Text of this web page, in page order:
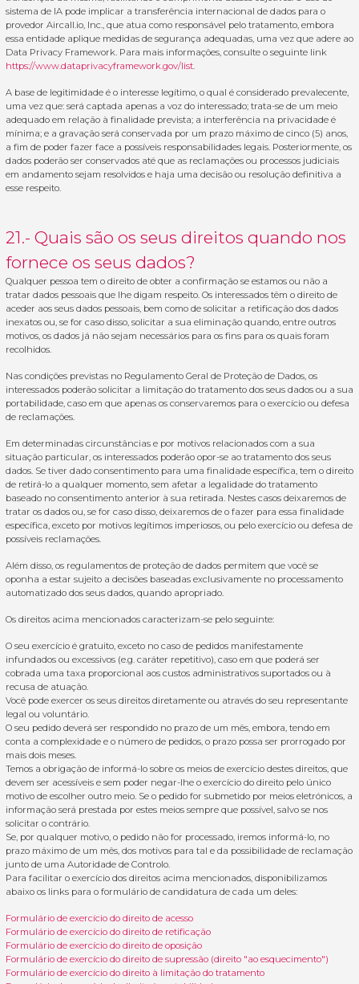
sistema de IA pode implicar a transferência internacional de dados para o
provedor Aircall.io, Inc., que atua como responsável pelo tratamento, embora
essa entidade aplique medidas de segurança adequadas, uma vez que adere ao
Data Privacy Framework. Para mais informações, consulte o seguinte link
https://www.dataprivacyframework.gov/list.
A base de legitimidade é o interesse legítimo, o qual é considerado prevalecente,
uma vez que: será captada apenas a voz do interessado; trata-se de um meio
adequado em relação à finalidade prevista; a interferência na privacidade é
mínima; e a gravação será conservada por um prazo máximo de cinco (5) anos,
a fim de poder fazer face a possíveis responsabilidades legais. Posteriormente, os
dados poderão ser conservados até que as reclamações ou processos judiciais
em andamento sejam resolvidos e haja uma decisão ou resolução definitiva a
esse respeito.
21.- Quais são os seus direitos quando nos
fornece os seus dados?
Qualquer pessoa tem o direito de obter a confirmação se estamos ou não a
tratar dados pessoais que lhe digam respeito. Os interessados ​​têm o direito de
aceder aos seus dados pessoais, bem como de solicitar a retificação dos dados
inexatos ou, se for caso disso, solicitar a sua eliminação quando, entre outros
motivos, os dados já não sejam necessários para os fins para os quais foram
recolhidos.
Nas condições previstas no Regulamento Geral de Proteção de Dados, os
interessados ​​poderão solicitar a limitação do tratamento dos seus dados ou a sua
portabilidade, caso em que apenas os conservaremos para o exercício ou defesa
de reclamações.
Em determinadas circunstâncias e por motivos relacionados com a sua
situação particular, os interessados ​​poderão opor-se ao tratamento dos seus
dados. Se tiver dado consentimento para uma finalidade específica, tem o direito
de retirá-lo a qualquer momento, sem afetar a legalidade do tratamento
baseado no consentimento anterior à sua retirada. Nestes casos deixaremos de
tratar os dados ou, se for caso disso, deixaremos de o fazer para essa finalidade
específica, exceto por motivos legítimos imperiosos, ou pelo exercício ou defesa de
possíveis reclamações.
Além disso, os regulamentos de proteção de dados permitem que você se
oponha a estar sujeito a decisões baseadas exclusivamente no processamento
automatizado dos seus dados, quando apropriado.
Os direitos acima mencionados caracterizam-se pelo seguinte:
O seu exercício é gratuito, exceto no caso de pedidos manifestamente
infundados ou excessivos (e.g. caráter repetitivo), caso em que poderá ser
cobrada uma taxa proporcional aos custos administrativos suportados ou à
recusa de atuação.
Você pode exercer os seus direitos diretamente ou através do seu representante
legal ou voluntário.
O seu pedido deverá ser respondido no prazo de um mês, embora, tendo em
conta a complexidade e o número de pedidos, o prazo possa ser prorrogado por
mais dois meses.
Temos a obrigação de informá-lo sobre os meios de exercício destes direitos, que
devem ser acessíveis e sem poder negar-lhe o exercício do direito pelo único
motivo de escolher outro meio. Se o pedido for submetido por meios eletrónicos, a
informação será prestada por estes meios sempre que possível, salvo se nos
solicitar o contrário.
Se, por qualquer motivo, o pedido não for processado, iremos informá-lo, no
prazo máximo de um mês, dos motivos para tal e da possibilidade de reclamação
junto de uma Autoridade de Controlo.
Para facilitar o exercício dos direitos acima mencionados, disponibilizamos
abaixo os links para o formulário de candidatura de cada um deles:
Formulário de exercício do direito de acesso
Formulário de exercício do direito de retificação
Formulário de exercício do direito de oposição
Formulário de exercício do direito de supressão (direito "ao esquecimento")
Formulário de exercício do direito à limitação do tratamento